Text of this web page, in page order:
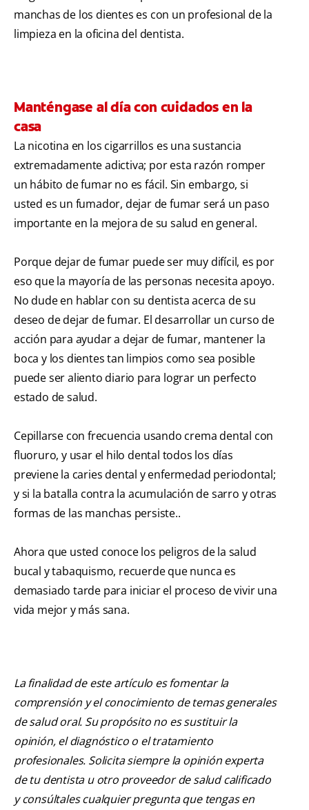
manchas de los dientes es con un profesional de la
limpieza en la oficina del dentista.
Manténgase al día con cuidados en la
casa
La nicotina en los cigarrillos es una sustancia
extremadamente adictiva; por esta razón romper
un hábito de fumar no es fácil. Sin embargo, si
usted es un fumador, dejar de fumar será un paso
importante en la mejora de su salud en general.
Porque dejar de fumar puede ser muy difícil, es por
eso que la mayoría de las personas necesita apoyo.
No dude en hablar con su dentista acerca de su
deseo de dejar de fumar. El desarrollar un curso de
acción para ayudar a dejar de fumar, mantener la
boca y los dientes tan limpios como sea posible
puede ser aliento diario para lograr un perfecto
estado de salud.
Cepillarse con frecuencia usando crema dental con
fluoruro, y usar el hilo dental todos los días
previene la caries dental y enfermedad periodontal;
y si la batalla contra la acumulación de sarro y otras
formas de las manchas persiste..
Ahora que usted conoce los peligros de la salud
bucal y tabaquismo, recuerde que nunca es
demasiado tarde para iniciar el proceso de vivir una
vida mejor y más sana.
La finalidad de este artículo es fomentar la
comprensión y el conocimiento de temas generales
de salud oral. Su propósito no es sustituir la
opinión, el diagnóstico o el tratamiento
profesionales. Solicita siempre la opinión experta
de tu dentista u otro proveedor de salud calificado
y consúltales cualquier pregunta que tengas en